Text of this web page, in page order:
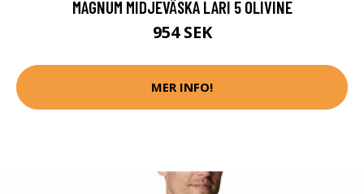
MAGNUM MIDJEVÄSKA LARI 5 OLIVINE
954 SEK
MER INFO!